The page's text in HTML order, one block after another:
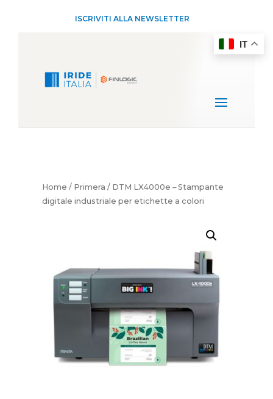
ISCRIVITI ALLA NEWSLETTER
Home / Primera / DTM LX4000e – Stampante
digitale industriale per etichette a colori
IT